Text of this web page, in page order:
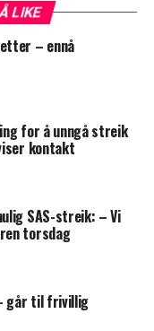
LIKE
– ennå
for å unngå streik
kontakt
SAS-streik: – Vi
torsdag
går til frivillig